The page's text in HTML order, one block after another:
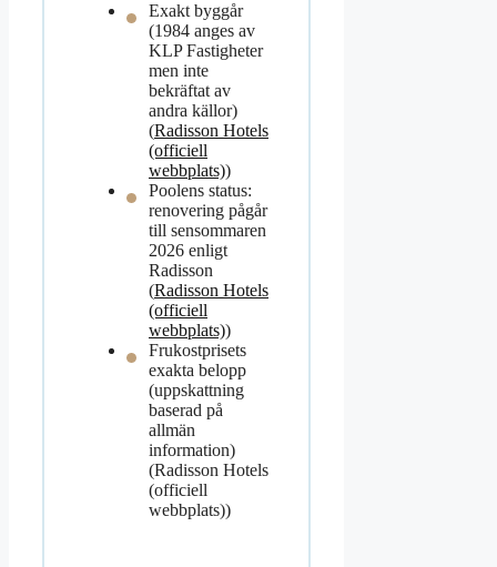
Exakt byggår
(1984 anges av
KLP Fastigheter
men inte
bekräftat av
andra källor)
(Radisson Hotels
(officiell
webbplats))
Poolens status:
renovering pågår
till sensommaren
2026 enligt
Radisson
(Radisson Hotels
(officiell
webbplats))
Frukostprisets
exakta belopp
(uppskattning
baserad på
allmän
information)
(Radisson Hotels
(officiell
webbplats))